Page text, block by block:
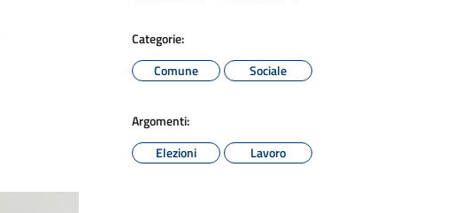
Categorie:
Comune
Sociale
Argomenti:
Elezioni
Lavoro